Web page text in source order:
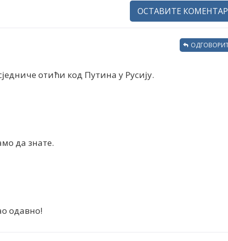
ОСТАВИТЕ КОМЕНТАР
отићи код Путина у Русију.
да знате.
одавно!